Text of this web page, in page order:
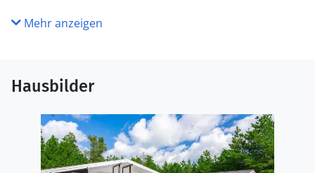
Mehr anzeigen
Hausbilder